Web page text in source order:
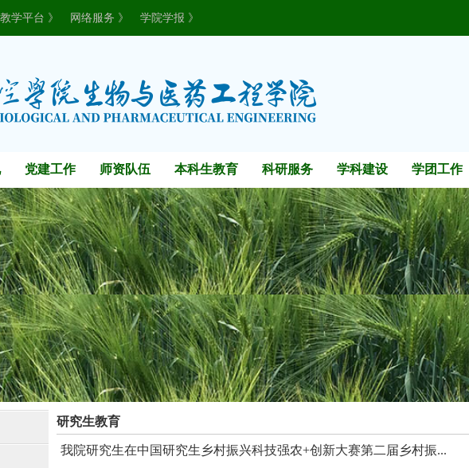
教学平台 》 网络服务 》 学院学报 》
党建工作 师资队伍 本科生教育 科研服务 学科建设 学团工作
研究生教育
我院研究生在中国研究生乡村振兴科技强农+创新大赛第二届乡村振...